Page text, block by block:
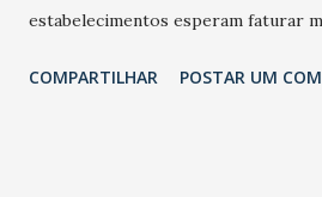
estabelecimentos esperam faturar
relação ao último trimestre deste
COMPARTILHAR POSTAR UM